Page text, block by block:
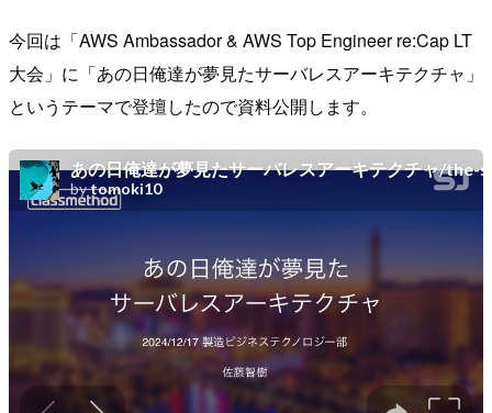
今回は「AWS Ambassador & AWS Top Engineer re:Cap LT
大会」に「あの日俺達が夢見たサーバレスアーキテクチャ」
というテーマで登壇したので資料公開します。